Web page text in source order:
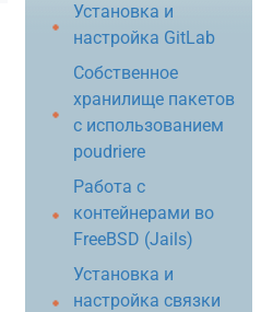
Установка и
настройка GitLab
Собственное
хранилище пакетов
с использованием
poudriere
Работа с
контейнерами во
FreeBSD (Jails)
Установка и
настройка связки